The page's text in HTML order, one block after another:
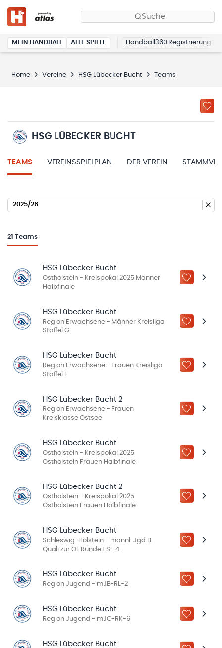
Suche
MEIN HANDBALL ALLE SPIELE Handball360 Registrierung
Home Vereine HSG Lübecker Bucht Teams
HSG LÜBECKER BUCHT
TEAMS VEREINSSPIELPLAN DER VEREIN
2025/26
21 Teams
HSG Lübecker Bucht
Ostholstein - Kreispokal 2025 Männer
Halbfinale
ZU „MEINE
HSG Lübecker Bucht
Region Erwachsene - Männer Kreisliga
Staffel G
ZU „MEINE
HSG Lübecker Bucht
Region Erwachsene - Frauen Kreisliga
Staffel F
ZU „MEINE
HSG Lübecker Bucht 2
Region Erwachsene - Frauen
Kreisklasse Ostsee
ZU „MEINE
HSG Lübecker Bucht
Ostholstein - Kreispokal 2025
Ostholstein Frauen Halbfinale
ZU „MEINE
HSG Lübecker Bucht 2
Ostholstein - Kreispokal 2025
Ostholstein Frauen Halbfinale
ZU „MEINE
HSG Lübecker Bucht
Schleswig-Holstein - männl. Jgd B
Quali zur OL Runde 1 St. 4
ZU „MEINE
HSG Lübecker Bucht
Region Jugend - mJB-RL-2 ZU „MEINE
HSG Lübecker Bucht
Region Jugend - mJC-RK-6 ZU „MEINE
HSG Lübecker Bucht